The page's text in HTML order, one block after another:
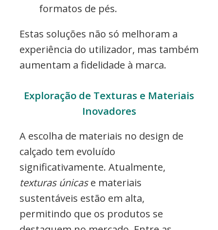
formatos de pés.
Estas soluções não só melhoram a
experiência do utilizador, mas também
aumentam a fidelidade à marca.
Exploração de Texturas e Materiais
Inovadores
A escolha de materiais no design de
calçado tem evoluído
significativamente. Atualmente,
texturas únicase materiais
sustentáveis estão em alta,
permitindo que os produtos se